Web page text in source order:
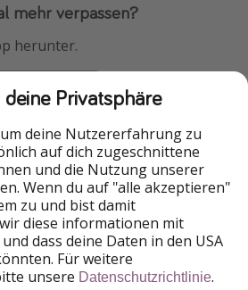
mehr verpassen?
herunter.
der HolidayPirates Group
HolidayPirates
WakacyjniPiraci
Ferienpiraten
ViajerosPiratas
Privatsphäre
deine Nutzererfahrung zu
auf dich zugeschnittene
und die Nutzung unserer
Wenn du auf "alle akzeptieren"
zu und bist damit
diese informationen mit
dass deine Daten in den USA
Für weitere
unsere Datenschutzrichtlinie.